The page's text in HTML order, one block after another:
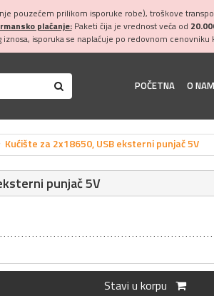
pouzećem prilikom isporuke robe), troškove
plaćanje:Paketi čija je vrednost veća od
isporuka se naplaćuje po redovnom cenovniku
POČETNA O
Kućište za 2x18650, USB eksterni punjač 5V
punjač 5V
Stavi u korpu